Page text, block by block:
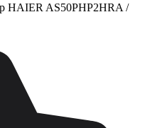
HAIER AS50PHP2HRA /